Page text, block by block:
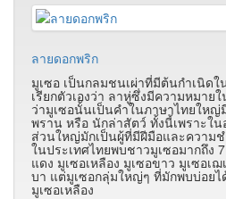
ลายดอกพริก
มูเซอ เป็นกลมชนเผ่าที่มีต้นกําเนิด
เรียกตัวเองว่า ลาหู่ซึ่งมีความหมาย
ว่ามูเซอนั้นเป็นคําในภาษาไทยให
พราน หรือ นักล่าสัตว์ ทั้งนี้เพราะใ
ส่วนใหญ่มักเป็นผู้ที่มีฝีมือและความ
ในประเทศไทยพบชาวมูเซอมากถึง
แดง มูเซอเหลือง มูเซอขาว มูเซอเ
บา แต่มูเซอกลุ่มใหญ่ๆ ที่มักพบบ่อย
มูเซอเหลือง